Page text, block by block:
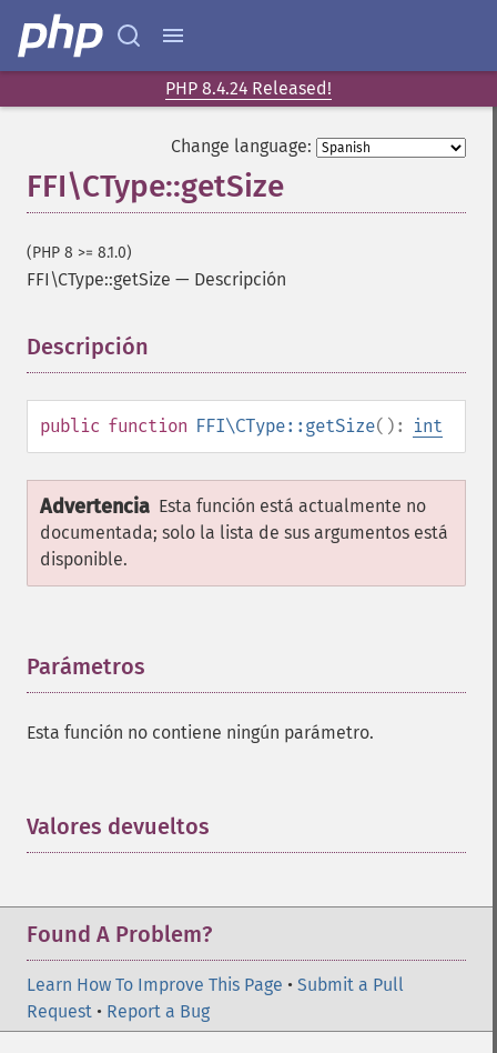
PHP 8.4.24 Released!
Change language:
FFI\CType::getSize
(PHP 8 >= 8.1.0)
FFI\CType::getSize — Descripción
Descripción
public function FFI\CType::getSize(): int
Advertencia Esta función está actualmente no
documentada; solo la lista de sus argumentos está
disponible.
Parámetros
Esta función no contiene ningún parámetro.
Valores devueltos
Found A Problem?
Learn How To Improve This Page • Submit a Pull
Request • Report a Bug